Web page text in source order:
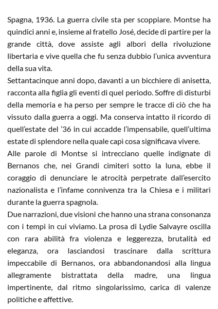
Spagna, 1936. La guerra civile sta per scoppiare. Montse ha
quindici anni e, insieme al fratello José, decide di partire per la
grande città, dove assiste agli albori della rivoluzione
libertaria e vive quella che fu senza dubbio l’unica avventura
della sua vita.
Settantacinque anni dopo, davanti a un bicchiere di anisetta,
racconta alla figlia gli eventi di quel periodo. Soffre di disturbi
della memoria e ha perso per sempre le tracce di ciò che ha
vissuto dalla guerra a oggi. Ma conserva intatto il ricordo di
quell’estate del ’36 in cui accadde l’impensabile, quell’ultima
estate di splendore nella quale capì cosa significava vivere.
Alle parole di Montse si intrecciano quelle indignate di
Bernanos che, nei Grandi cimiteri sotto la luna, ebbe il
coraggio di denunciare le atrocità perpetrate dall’esercito
nazionalista e l’infame connivenza tra la Chiesa e i militari
durante la guerra spagnola.
Due narrazioni, due visioni che hanno una strana consonanza
con i tempi in cui viviamo. La prosa di Lydie Salvayre oscilla
con rara abilità fra violenza e leggerezza, brutalità ed
eleganza, ora lasciandosi trascinare dalla scrittura
impeccabile di Bernanos, ora abbandonandosi alla lingua
allegramente bistrattata della madre, una lingua
impertinente, dal ritmo singolarissimo, carica di valenze
politiche e affettive.